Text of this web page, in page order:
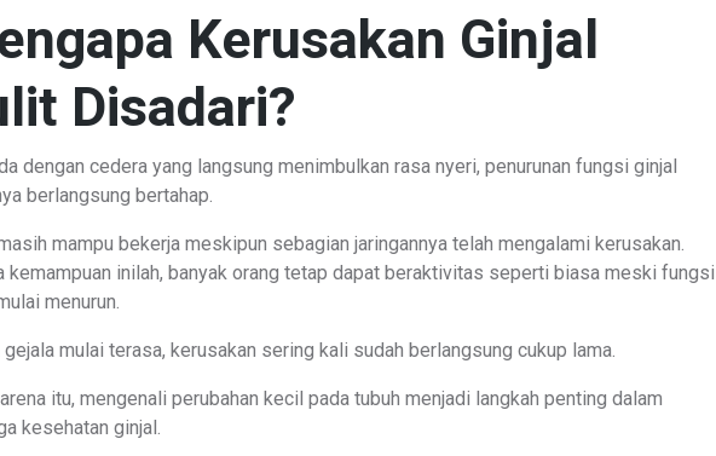
Kerusakan Ginjal
Disadari?
dengan cedera yang langsung menimbulkan rasa nyeri, penurunan fungsi ginjal
berlangsung bertahap.
mampu bekerja meskipun sebagian jaringannya telah mengalami kerusakan.
kemampuan inilah, banyak orang tetap dapat beraktivitas seperti biasa meski fungsi
menurun.
gejala mulai terasa, kerusakan sering kali sudah berlangsung cukup lama.
itu, mengenali perubahan kecil pada tubuh menjadi langkah penting dalam
kesehatan ginjal.